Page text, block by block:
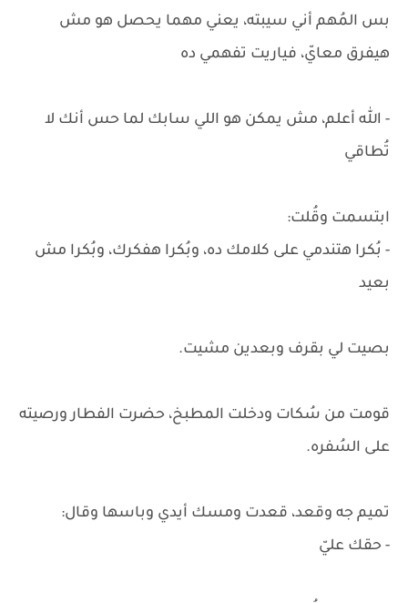
بس المُهم أني سيبته، يعني مهما يحصل هو مش
هيفرق معايّ، فياريت تفهمي ده
- الله أعلم، مش يمكن هو اللي سابك لما حس أنك لا
تُطاقي
ابتسمت وقُلت:
- بُكرا هتندمي على كلامك ده، وبُكرا هفكرك، وبُكرا مش
بعيد
بصيت لي بقرف وبعدين مشيت.
قومت من سُكات ودخلت المطبخ، حضرت الفطار ورصيته
على السُفره.
تميم جه وقعد، قعدت ومسك أيدي وباسها وقال:
- حقك عليّ